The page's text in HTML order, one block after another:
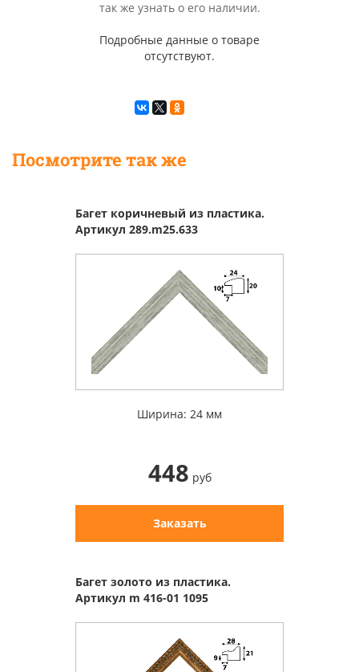
так же узнать о его наличии.
Подробные данные о товаре
отсутствуют.
Посмотрите так же
Багет коричневый из пластика.
Артикул 289.m25.633
Ширина: 24 мм
448 руб
Заказать
Багет золото из пластика.
Артикул m 416-01 1095